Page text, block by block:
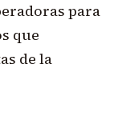
para
que
de la